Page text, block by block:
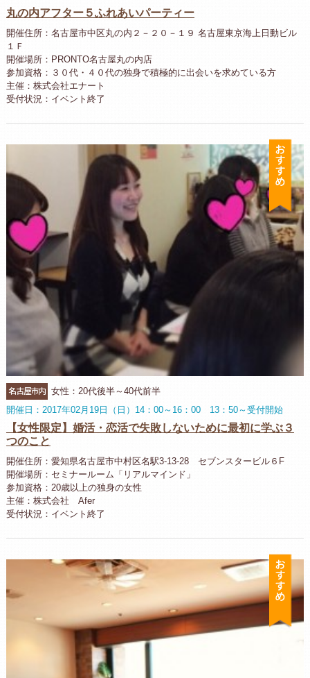
丸の内アフター５ふれあいパーティー
開催住所：名古屋市中区丸の内２－２０－１９ 名古屋東京海上日動ビル
１Ｆ
開催場所：PRONTO名古屋丸の内店
参加資格：３０代・４０代の独身で積極的に出会いを求めている方
主催：株式会社エナート
受付状況：イベント終了
お
名古屋市内 女性：20代後半～40代前半
開催日：2017年02月19日（日）14：00～16：00 13：50～受付開始
【女性限定】婚活・恋活で失敗しないために最初に学ぶ３
つのこと
開催住所：愛知県名古屋市中村区名駅3‐13‐28 セブンスタービル６F
開催場所：セミナールーム「リアルマインド」
参加資格：20歳以上の独身の女性
主催：株式会社 Afer
受付状況：イベント終了
お